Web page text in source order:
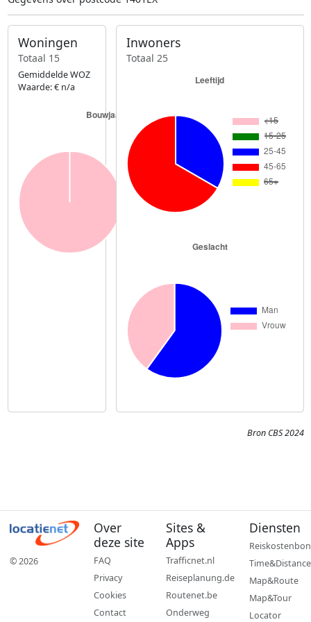
Woningen
Totaal 15
Gemiddelde WOZ
Waarde: € n/a
Inwoners
Totaal 25
Bron CBS 2024
© 2026
Over
deze site
FAQ
Privacy
Cookies
Contact
Sites &
Apps
Trafficnet.nl
Reiseplanung.de
Routenet.be
Onderweg
Diensten
Reiskostenbon
Time&Distance
Map&Route
Map&Tour
Locator